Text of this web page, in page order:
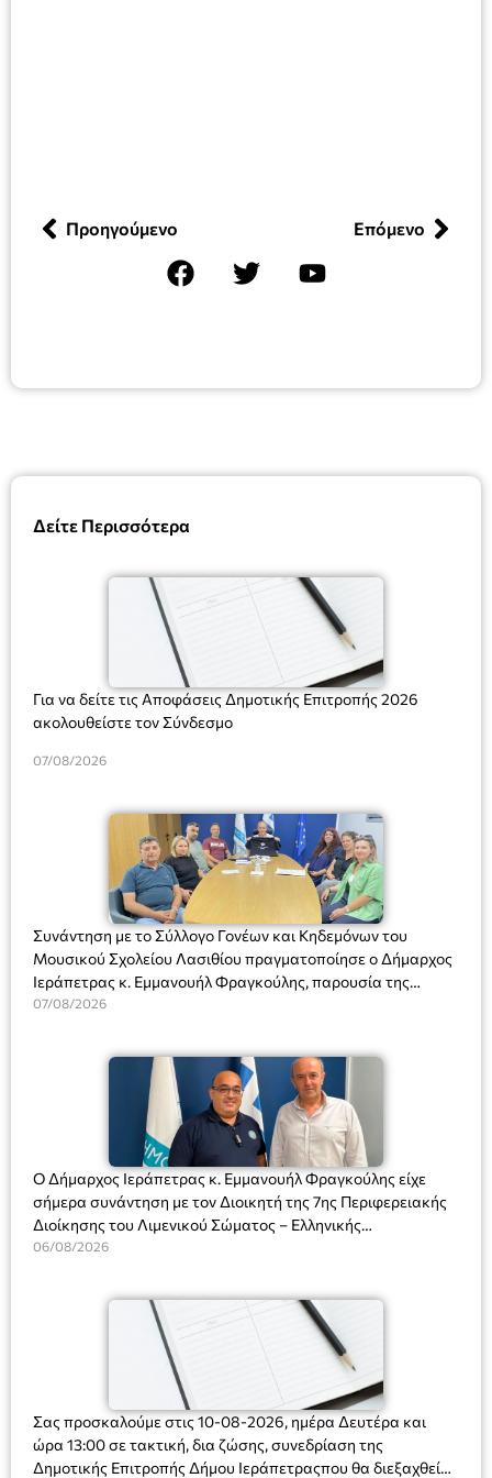
Δείτε Περισσότερα
Για να δείτε τις Αποφάσεις Δημοτικής Επιτροπής 2026
ακολουθείστε τον Σύνδεσμο
07/08/2026
Συνάντηση με το Σύλλογο Γονέων και Κηδεμόνων του
Μουσικού Σχολείου Λασιθίου πραγματοποίησε ο Δήμαρχος
Ιεράπετρας κ. Εμμανουήλ Φραγκούλης, παρουσία της
Διευθύντριας του σχολείου κας Μαριάννας Χαΐτα.
07/08/2026
Ο Δήμαρχος Ιεράπετρας κ. Εμμανουήλ Φραγκούλης είχε
σήμερα συνάντηση με τον Διοικητή της 7ης Περιφερειακής
Διοίκησης του Λιμενικού Σώματος – Ελληνικής
Ακτοφυλακής (Λ.Σ.-ΕΛ.ΑΚΤ.), Αρχιπλοίαρχο Λ.Σ. κ. Ιωάννη
06/08/2026
Σας προσκαλούμε στις 10-08-2026, ημέρα Δευτέρα και
ώρα 13:00 σε τακτική, δια ζώσης, συνεδρίαση της
Δημοτικής Επιτροπής Δήμου Ιεράπετραςπου θα διεξαχθεί
Προηγούμενο Επόμενο